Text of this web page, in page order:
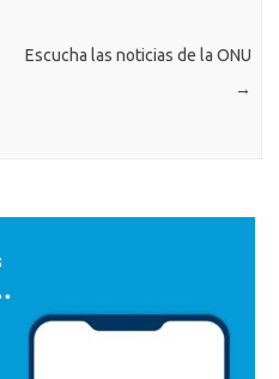
Escucha las noticias de la ONU
→